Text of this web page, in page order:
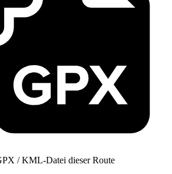
/ KML-Datei dieser Route